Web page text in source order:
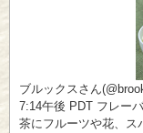
ブルックスさん
7:14午後 PDT フレー
茶にフルーツや花、ス